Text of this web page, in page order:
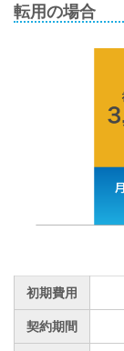
転用の場合
初期費用
契約期間